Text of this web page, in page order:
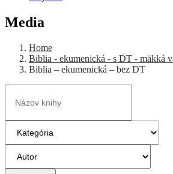
Media
Home
Biblia - ekumenická - s DT - mäkká
Biblia – ekumenická – bez DT